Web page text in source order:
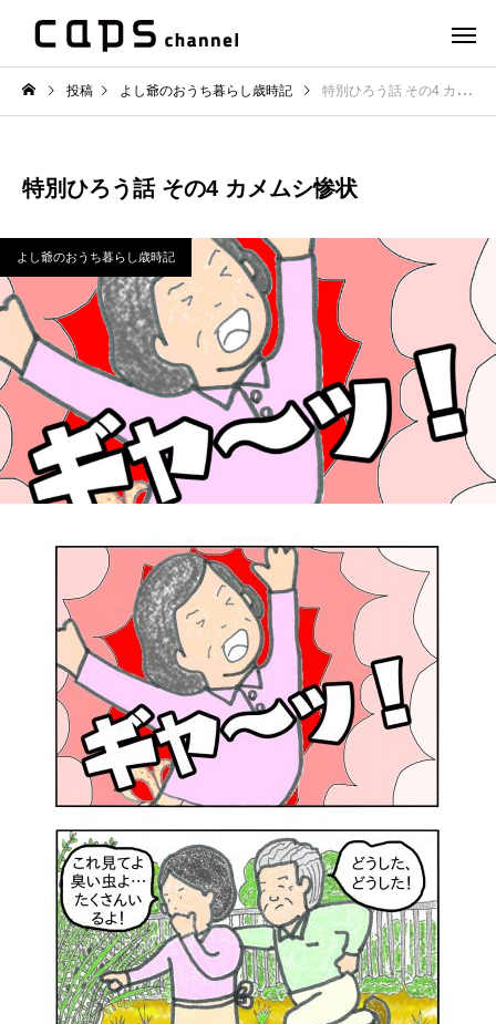
投稿 よし爺のおうち暮らし歳時記 特別ひろう話 その4 カメムシ惨状
特別ひろう話 その4 カメムシ惨状
よし爺のおうち暮らし歳時記